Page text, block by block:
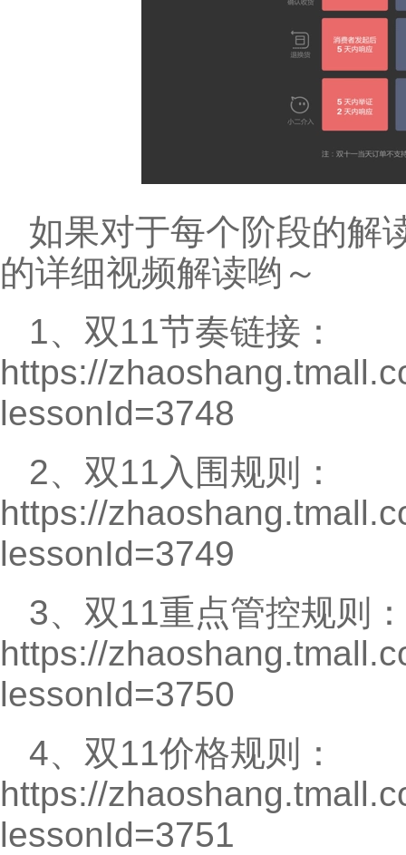
如果对于每个阶段的解
的详细视频解读哟～
1、双11节奏链接：
https://
lessonId=3748
2、双11入围规则：
https://
lessonId=3749
3、双11重点管控规则：
https://
lessonId=3750
4、双11价格规则：
https://
lessonId=3751